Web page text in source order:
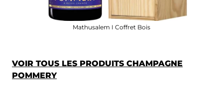
Mathusalem I Coffret Bois
VOIR TOUS LES PRODUITS CHAMPAGNE
POMMERY